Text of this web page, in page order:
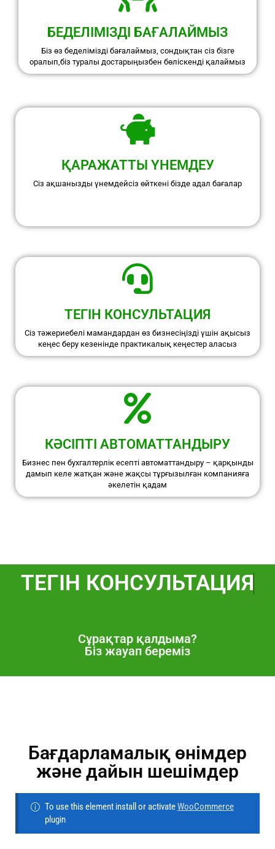
БЕДЕЛІМІЗДІ БАҒАЛАЙМЫЗ
Біз өз беделімізді бағалаймыз, сондықтан сіз бізге
оралып,біз туралы достарыңызбен бөліскенді қалаймыз
ҚАРАЖАТТЫ ҮНЕМДЕУ
Сіз ақшанызды үнемдейсіз өйткені бізде адал бағалар
ТЕГІН КОНСУЛЬТАЦИЯ
Сіз тәжериебелі мамандардан өз бизнесіңізді үшін ақысыз
кеңес беру кезенінде практикалық кеңестер аласыз
КӘСІПТІ АВТОМАТТАНДЫРУ
Бизнес пен бухгалтерлік есепті автоматтандыру – қарқынды
дамып келе жатқан және жақсы тұрғызылған компанияға
әкелетін қадам
ТЕГІН КОНСУЛЬТАЦИЯ
Сұрақтар қалдыма?
Біз жауап береміз
Бағдарламалық өнімдер
және дайын шешімдер
To use this element install or activateWooCommerce
plugin